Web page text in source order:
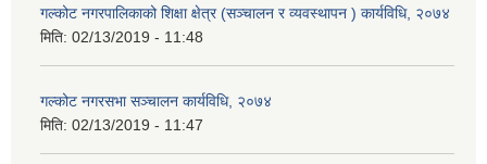
गल्कोट नगरपालिकाको शिक्षा क्षेत्र (सञ्चालन र व्यवस्थापन ) कार्यविधि, २०७४
मिति: 02/13/2019 - 11:48
गल्कोट नगरसभा सञ्चालन कार्यविधि, २०७४
मिति: 02/13/2019 - 11:47